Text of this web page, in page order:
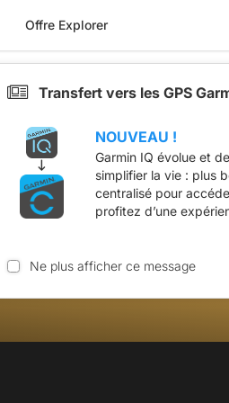
Offre Explorer
Transfert vers les GPS
NOUVEAU !
Garmin IQ évolue et
simplifier la vie : plus
centralisé pour
profitez d’une
Ne plus afficher ce message